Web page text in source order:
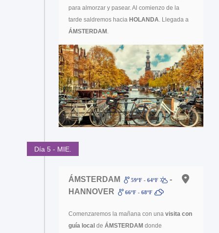
para almorzar y pasear. Al comienzo de la
tarde saldremos hacia HOLANDA . Llegada a
ÁMSTERDAM
Día 5 - MIE.
ÁMSTERDAM 59ºF - 64ºF
-
HANNOVER
66ºF - 68ºF
Comenzaremos la mañana con una visita con
guía local de ÁMSTERDAM donde